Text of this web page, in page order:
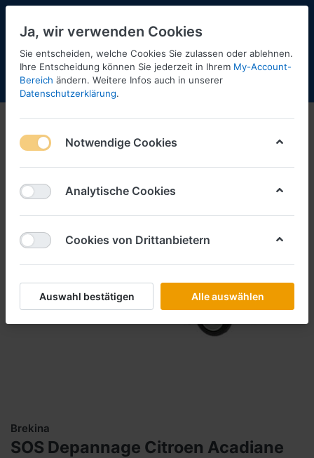
Menü Anmelden Shopaktualisierung
Brekina
SOS Depannage Citroen Acadiane
Ja, wir verwenden Cookies
Sie entscheiden, welche Cookies Sie zulassen oder ablehnen.
Ihre Entscheidung können Sie jederzeit in Ihrem My-Account-
Bereich ändern. Weitere Infos auch in unserer
Datenschutzerklärung.
Notwendige Cookies
Analytische Cookies
Cookies von Drittanbietern
Auswahl bestätigen Alle auswählen